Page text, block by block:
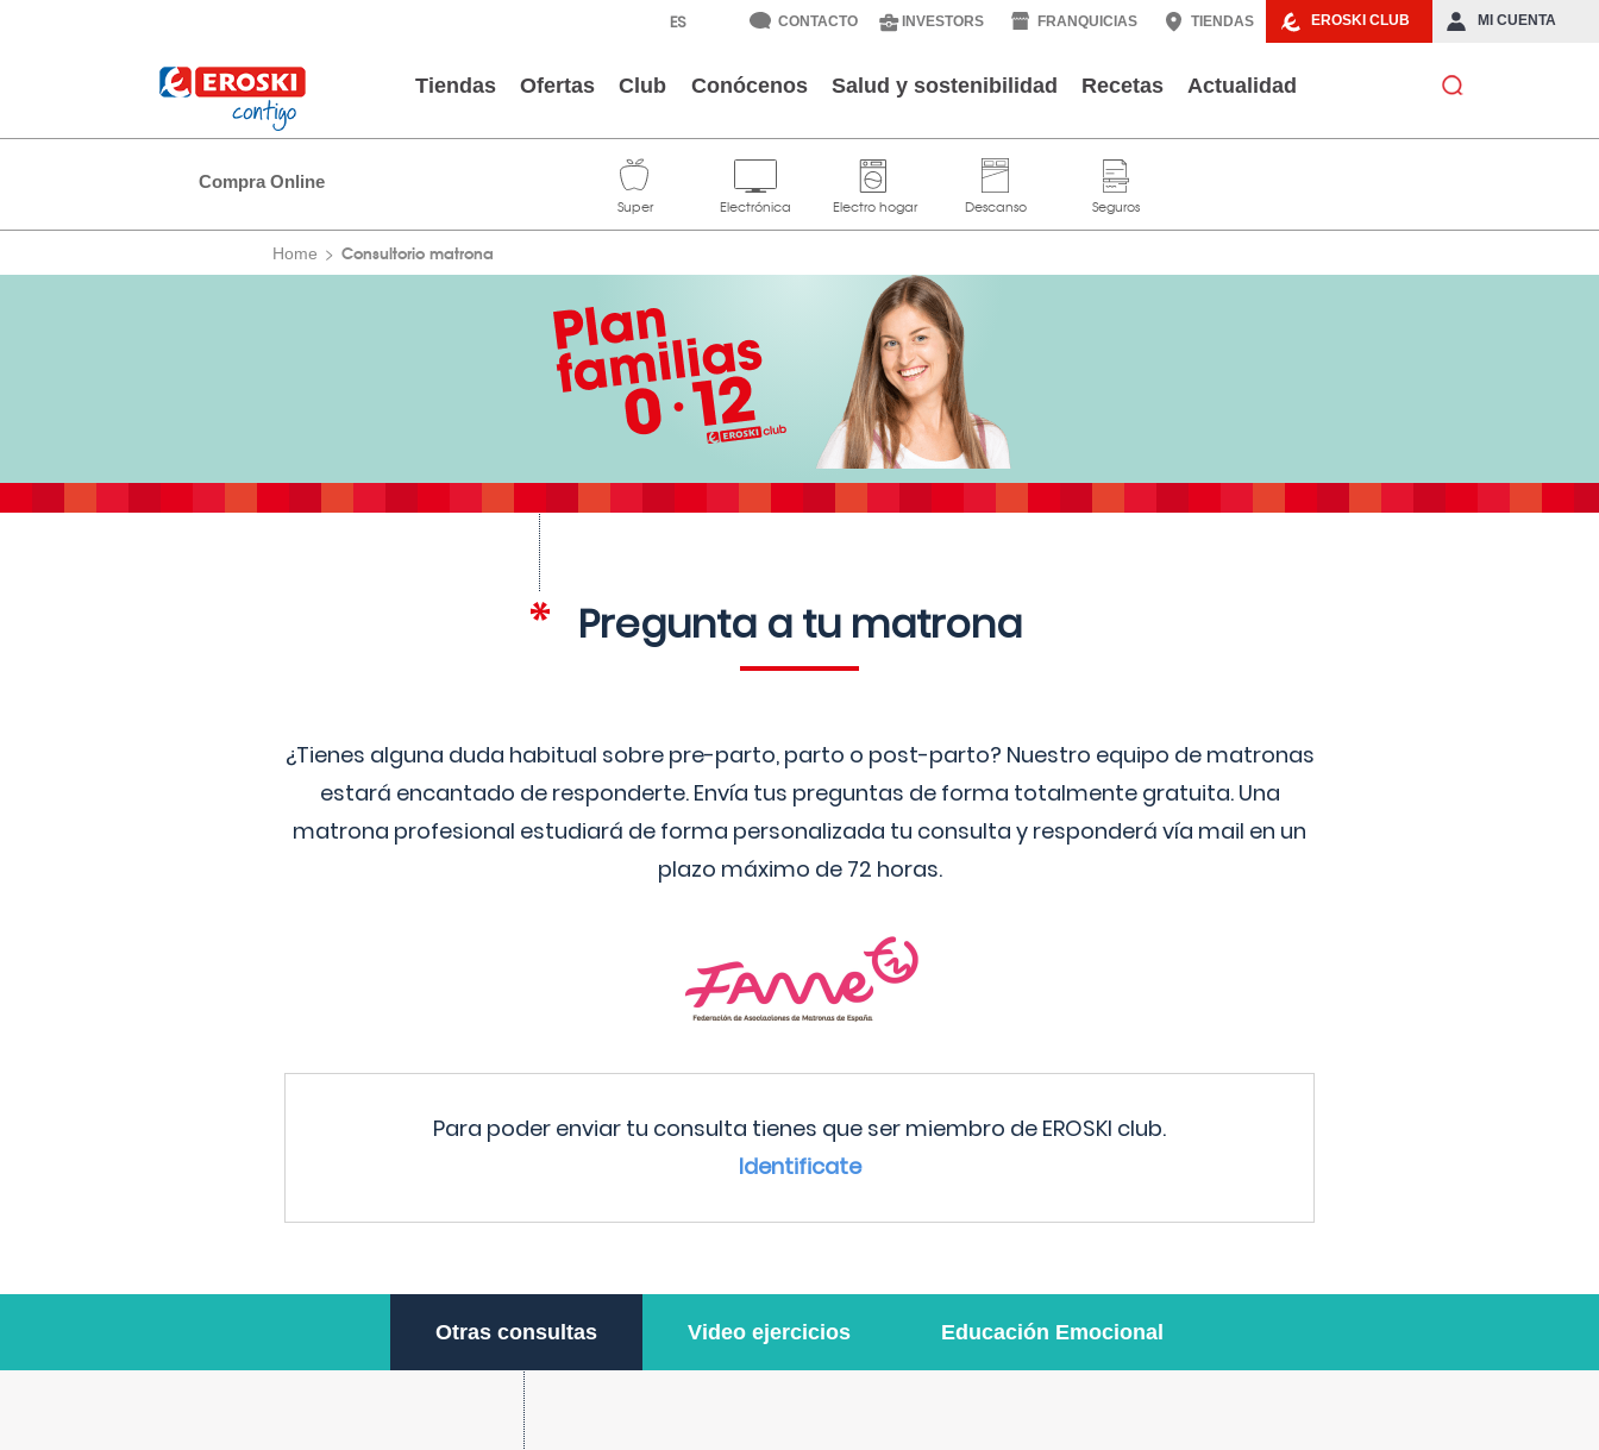
EROSKI CLUB MI CUENTA
CONTACTO INVESTORS FRANQUICIAS TIENDAS
Tiendas Ofertas Club Conócenos Salud y sostenibilidad Recetas Actualidad
Compra Online
Home Consultorio matrona
Pregunta a tu matrona
¿Tienes alguna duda habitual sobre pre-parto, parto o post-parto? Nuestro equipo de matronas
estará encantado de responderte. Envía tus preguntas de forma totalmente gratuita. Una
matrona profesional estudiará de forma personalizada tu consulta y responderá vía mail en un
plazo máximo de 72 horas.
Para poder enviar tu consulta tienes que ser miembro de EROSKI club.
Identificate
Otras consultas Video ejercicios Educación Emocional